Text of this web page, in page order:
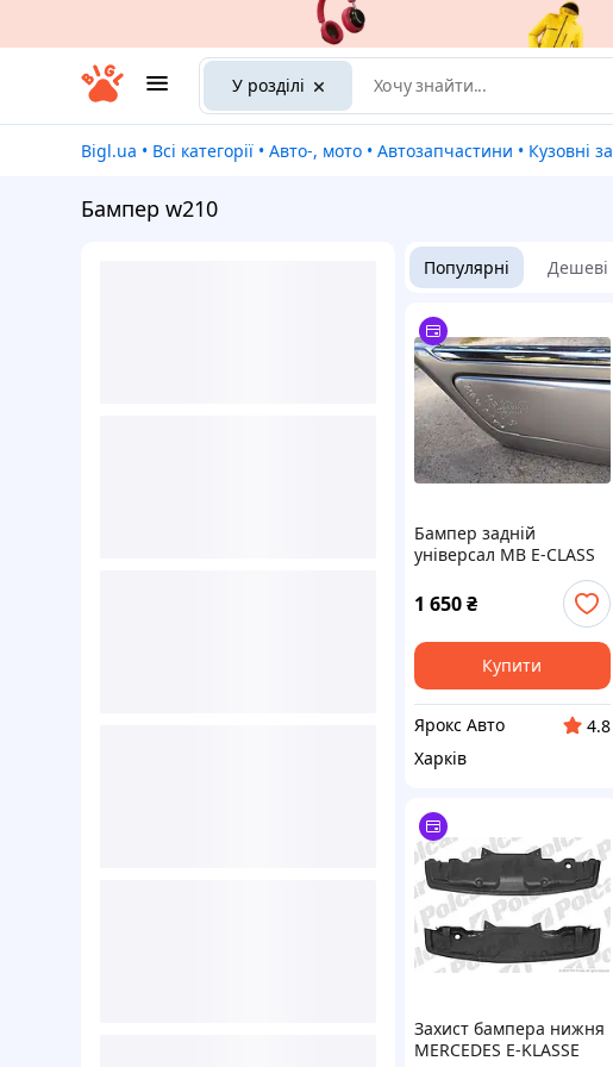
У розділі
Bigl.ua • Всі категорії • Авто-, мото • Автозапчастини • Кузовні
Бампер w210
Популярні Дешеві
Бампер задній
універсал MB E-CLASS
W210 95-02, (S210) 96-
99 000043558
1 650₴
Купити
Ярокс Авто
4.8
Харків
Захист бампера нижня
MERCEDES E-KLASSE